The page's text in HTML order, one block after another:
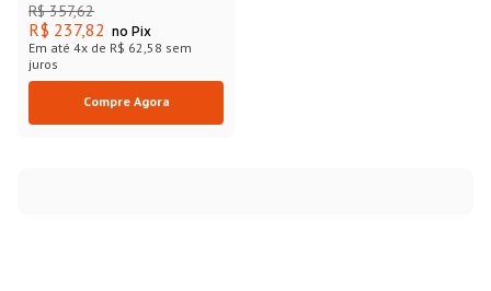
R$ 357,62
R$ 237,82 no Pix
Em até 4x de R$ 62,58 sem
juros
Compre Agora